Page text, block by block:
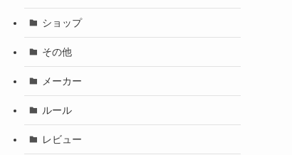
ショップ
その他
メーカー
ルール
レビュー